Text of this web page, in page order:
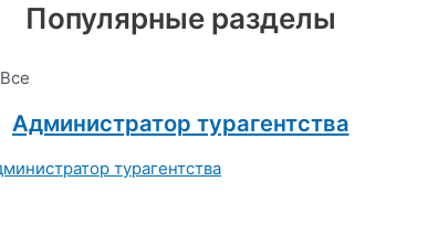
Популярные разделы
Все
Администратор турагентства